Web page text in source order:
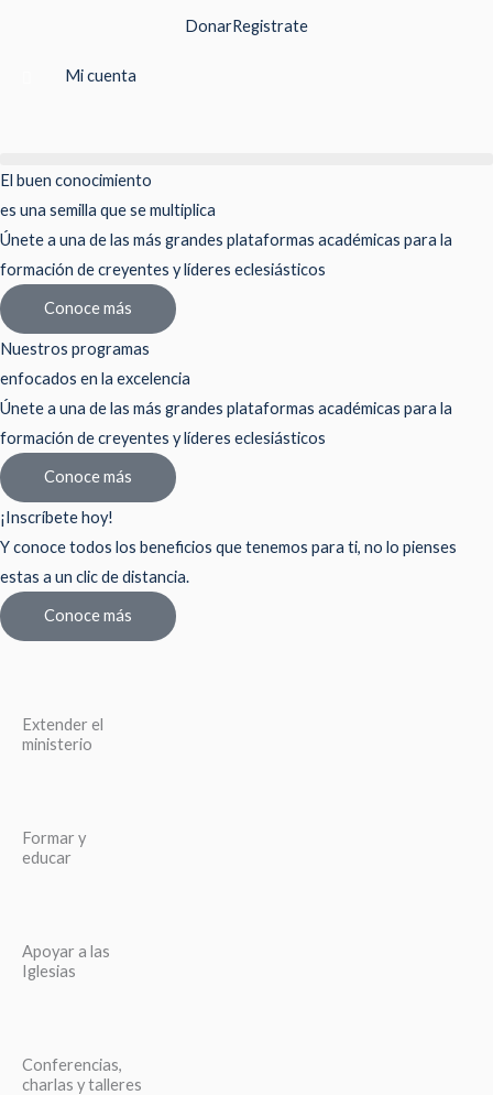
contenido
DonarRegistrate
Mi cuenta
El buen conocimiento
es una semilla que se multiplica
Únete a una de las más grandes plataformas académicas para la
formación de creyentes y líderes eclesiásticos
Conoce más
Nuestros programas
enfocados en la excelencia
Únete a una de las más grandes plataformas académicas para la
formación de creyentes y líderes eclesiásticos
Conoce más
¡Inscríbete hoy!
Y conoce todos los beneficios que tenemos para ti, no lo pienses
estas a un clic de distancia.
Conoce más
Extender el
ministerio
Formar y
educar
Apoyar a las
Iglesias
Conferencias,
charlas y talleres